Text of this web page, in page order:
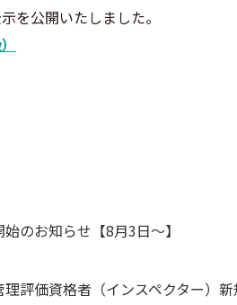
公開いたしました。
のお知らせ【8月3日～】
評価資格者（インスペクター）